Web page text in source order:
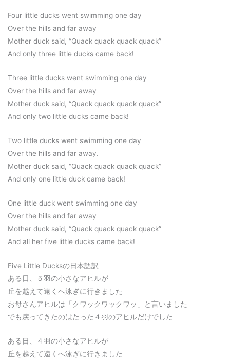
Four little ducks went swimming one day
Over the hills and far away
Mother duck said, “Quack quack quack quack”
And only three little ducks came back!
Three little ducks went swimming one day
Over the hills and far away
Mother duck said, “Quack quack quack quack”
And only two little ducks came back!
Two little ducks went swimming one day
Over the hills and far away.
Mother duck said, “Quack quack quack quack”
And only one little duck came back!
One little duck went swimming one day
Over the hills and far away
Mother duck said, “Quack quack quack quack”
And all her five little ducks came back!
Five Little Ducksの日本語訳
ある日、５羽の小さなアヒルが
丘を越えて遠くへ泳ぎに行きました
お母さんアヒルは「クワックワックワッ」と言いました
でも戻ってきたのはたった４羽のアヒルだけでした
ある日、４羽の小さなアヒルが
丘を越えて遠くへ泳ぎに行きました